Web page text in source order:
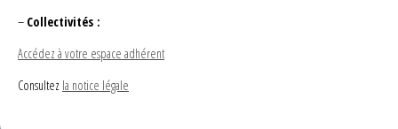
– Collectivités :
Accédez à votre espace adhérent
Consultez la notice légale